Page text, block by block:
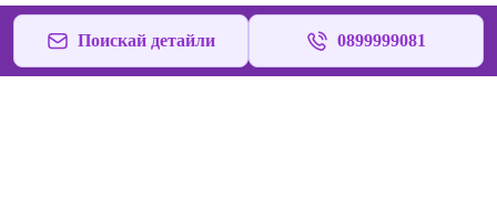
Поискай детайли 0899999081